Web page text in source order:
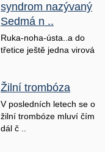
syndrom nazývaný
Sedmá n ..
Ruka-noha-ústa..a do
třetice ještě jedna virová
Žilní trombóza
V posledních letech se o
žilní trombóze mluví čím
dál č ..